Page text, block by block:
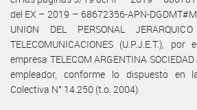
del EX – 2019 – 68672356-APN-
UNION DEL PERSONAL
TELECOMUNICACIONES (U.P.J.E.T.),
empresa TELECOM ARGENTINA
empleador, conforme lo dispuesto en
Colectiva N° 14.250 (t.o. 2004).